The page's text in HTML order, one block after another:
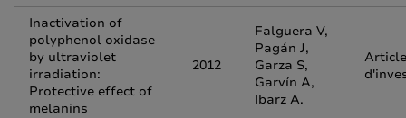
Inactivation of
polyphenol oxidase
by ultraviolet
irradiation:
Protective effect of
melanins
2012
Falguera V,
Pagán J,
Garza S,
Garvín A,
Ibarz A.
Article